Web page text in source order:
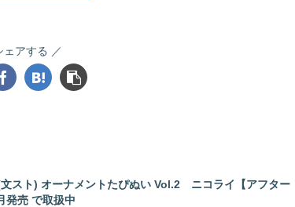
ェアする
スト) オーナメントたぴぬい Vol.2 ニコライ【アフター
発売 で取扱中